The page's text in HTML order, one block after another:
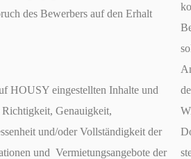
des Bewerbers auf den Erhalt
eingestellten Inhalte und
Genauigkeit,
und/oder Vollständigkeit der
und Vermietungsangebote der